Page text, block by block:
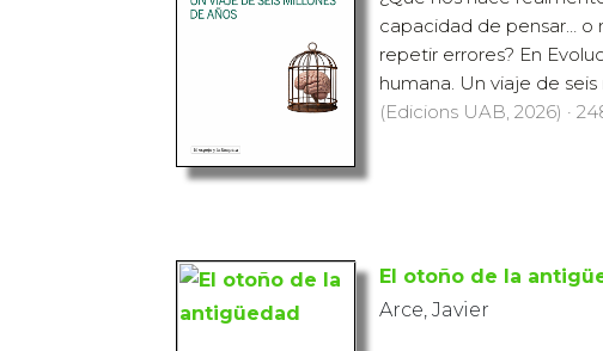
capacidad de pensar… o
repetir errores? En
humana. Un viaje de seis
(Edicions UAB, 2026) ·
El otoño de la
Arce, Javier